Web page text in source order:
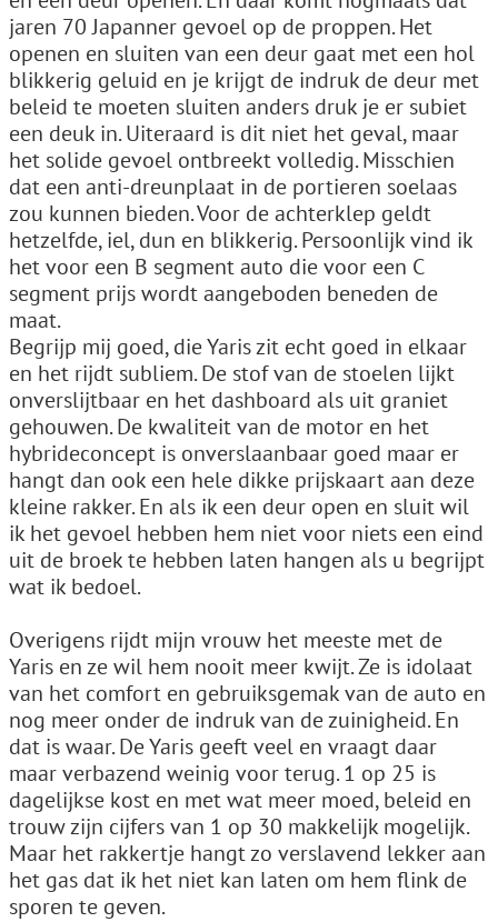
jaren 70 Japanner gevoel op de proppen. Het
openen en sluiten van een deur gaat met een hol
blikkerig geluid en je krijgt de indruk de deur met
beleid te moeten sluiten anders druk je er subiet
een deuk in. Uiteraard is dit niet het geval, maar
het solide gevoel ontbreekt volledig. Misschien
dat een anti-dreunplaat in de portieren soelaas
zou kunnen bieden. Voor de achterklep geldt
hetzelfde, iel, dun en blikkerig. Persoonlijk vind ik
het voor een B segment auto die voor een C
segment prijs wordt aangeboden beneden de
maat.
Begrijp mij goed, die Yaris zit echt goed in elkaar
en het rijdt subliem. De stof van de stoelen lijkt
onverslijtbaar en het dashboard als uit graniet
gehouwen. De kwaliteit van de motor en het
hybrideconcept is onverslaanbaar goed maar er
hangt dan ook een hele dikke prijskaart aan deze
kleine rakker. En als ik een deur open en sluit wil
ik het gevoel hebben hem niet voor niets een eind
uit de broek te hebben laten hangen als u begrijpt
wat ik bedoel.
Overigens rijdt mijn vrouw het meeste met de
Yaris en ze wil hem nooit meer kwijt. Ze is idolaat
van het comfort en gebruiksgemak van de auto en
nog meer onder de indruk van de zuinigheid. En
dat is waar. De Yaris geeft veel en vraagt daar
maar verbazend weinig voor terug. 1 op 25 is
dagelijkse kost en met wat meer moed, beleid en
trouw zijn cijfers van 1 op 30 makkelijk mogelijk.
Maar het rakkertje hangt zo verslavend lekker aan
het gas dat ik het niet kan laten om hem flink de
sporen te geven.